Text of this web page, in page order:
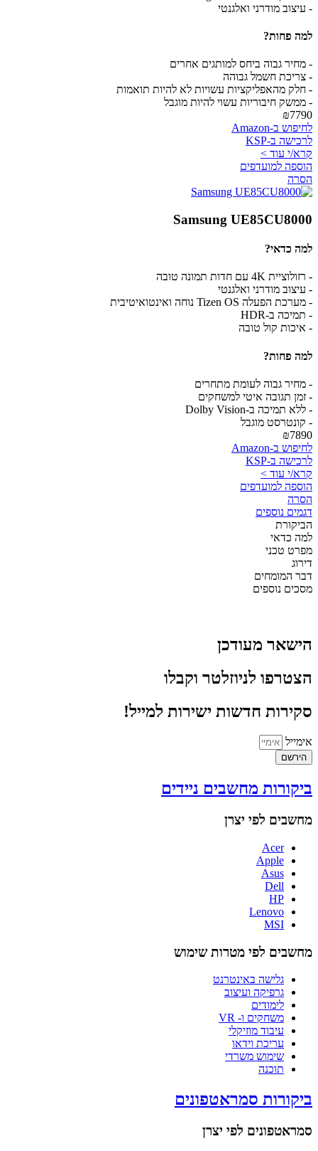
- עיצוב מודרני ואלגנטי
למה פחות?
- מחיר גבוה ביחס למותגים אחרים
- צריכת חשמל גבוהה
- חלק מהאפליקציות עשויות לא להיות תואמות
- ממשק חיבוריות עשוי להיות מוגבל
₪7790
לחיפוש ב-Amazon
לרכישה ב-KSP
קרא/י עוד >
הוספה למועדפים
הסרה
Samsung UE85CU8000
למה כדאי?
- רזולוציית 4K עם חדות תמונה טובה
- עיצוב מודרני ואלגנטי
- מערכת הפעלה Tizen OS נוחה ואינטואיטיבית
- תמיכה ב-HDR
- איכות קול טובה
למה פחות?
- מחיר גבוה לעומת מתחרים
- זמן תגובה איטי למשחקים
- ללא תמיכה ב-Dolby Vision
- קונטרסט מוגבל
₪7890
לחיפוש ב-Amazon
לרכישה ב-KSP
קרא/י עוד >
הוספה למועדפים
הסרה
דגמים נוספים
הביקורת
למה כדאי
מפרט טכני
דירוג
דבר המומחים
מסכים נוספים
הישאר מעודכן
הצטרפו לניוזלטר וקבלו
סקירות חדשות ישירות למייל!
אימייל
הירשם
ביקורות מחשבים ניידים
מחשבים לפי יצרן
Acer
Apple
Asus
Dell
HP
Lenovo
MSI
מחשבים לפי מטרות שימוש
גלישה באינטרנט
גרפיקה ועיצוב
לימודים
משחקים ו- VR
עיבוד מוזיקלי
עריכת וידאו
שימוש משרדי
תוכנה
ביקורות סמראטפונים
סמראטפונים לפי יצרן